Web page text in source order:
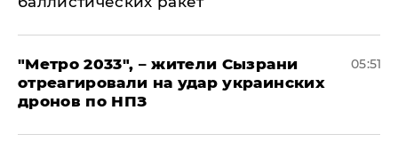
"Метро 2033", – жители Сызрани
отреагировали на удар украинских
дронов по НПЗ
05:51